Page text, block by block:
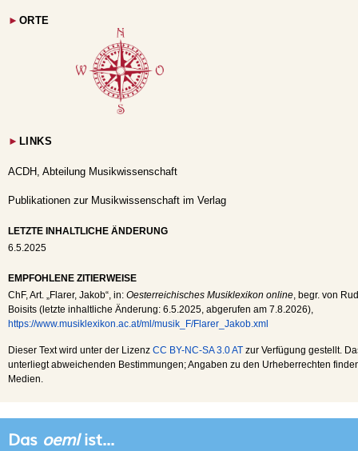
► ORTE
► LINKS
ACDH, Abteilung Musikwissenschaft
Publikationen zur Musikwissenschaft im Verlag
LETZTE INHALTLICHE ÄNDERUNG
6.5.2025
EMPFOHLENE ZITIERWEISE
ChF, Art. „Flarer, Jakob“, in: Oesterreichisches Musiklexikon online , begr. von
Boisits (letzte inhaltliche Änderung: 6.5.2025 , abgerufen am 7.8.2026),
https://www.musiklexikon.ac.at/ml/musik_F/Flarer_Jakob.xml
Dieser Text wird unter der Lizenz CC BY-NC-SA 3.0 AT zur Verfügung gestellt.
unterliegt abweichenden Bestimmungen; Angaben zu den Urheberrechten
Medien.
Das oemlist...